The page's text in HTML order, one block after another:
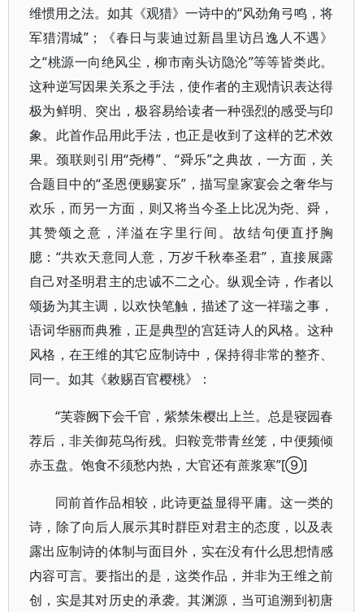
维惯用之法。如其《观猎》一诗中的“风劲角弓鸣，将
军猎渭城”；《春日与裴迪过新昌里访吕逸人不遇》
之“桃源一向绝风尘，柳市南头访隐沦”等等皆类此。
这种逆写因果关系之手法，使作者的主观情识表达得
极为鲜明、突出，极容易给读者一种强烈的感受与印
象。此首作品用此手法，也正是收到了这样的艺术效
果。颈联则引用“尧樽”、“舜乐”之典故，一方面，关
合题目中的“圣恩便赐宴乐”，描写皇家宴会之奢华与
欢乐，而另一方面，则又将当今圣上比况为尧、舜，
其赞颂之意，洋溢在字里行间。故结句便直抒胸
臆：“共欢天意同人意，万岁千秋奉圣君”，直接展露
自己对圣明君主的忠诚不二之心。纵观全诗，作者以
颂扬为其主调，以欢快笔触，描述了这一祥瑞之事，
语词华丽而典雅，正是典型的宫廷诗人的风格。这种
风格，在王维的其它应制诗中，保持得非常的整齐、
同一。如其《敕赐百官樱桃》：
“芙蓉阙下会千官，紫禁朱樱出上兰。总是寝园春
荐后，非关御苑鸟衔残。归鞍竞带青丝笼，中便频倾
赤玉盘。饱食不须愁内热，大官还有蔗浆寒”[⑨]
同前首作品相较，此诗更益显得平庸。这一类的
诗，除了向后人展示其时群臣对君主的态度，以及表
露出应制诗的体制与面目外，实在没有什么思想情感
内容可言。要指出的是，这类作品，并非为王维之前
创，实是其对历史的承袭。其渊源，当可追溯到初唐